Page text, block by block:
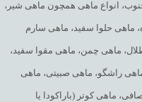
انواع ماهی همچون ماهی شیر،
ماهی حلوا سفید، ماهی سارم
ماهی چمن، ماهی مقوا سفید،
راشگو، ماهی صبیتی، ماهی
ماهی کوتر (باراکودا یا